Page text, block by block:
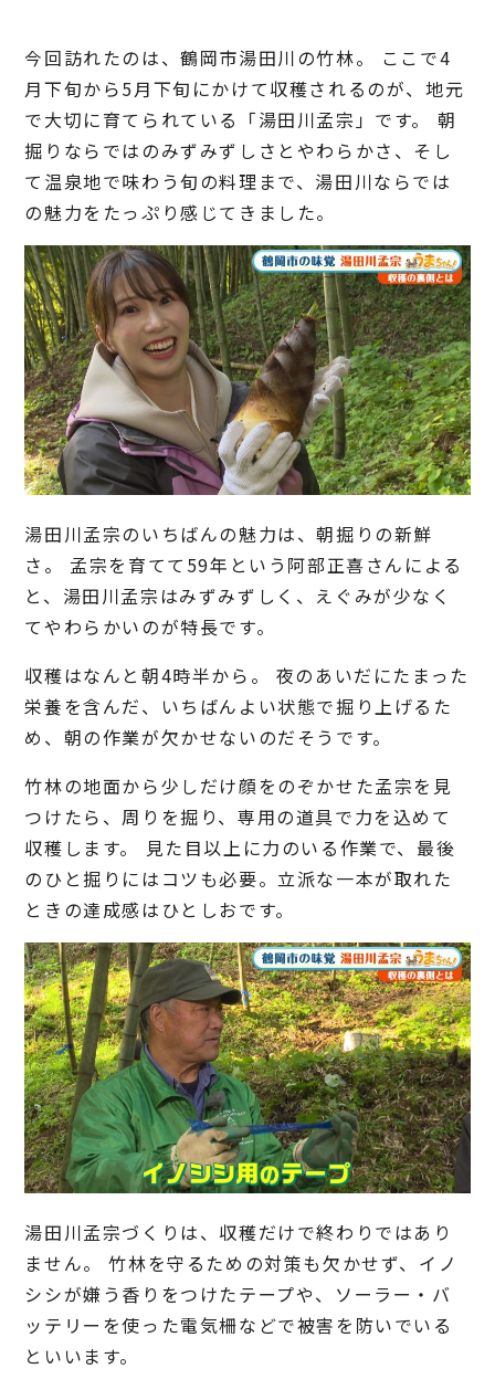
今回訪れたのは、鶴岡市湯田川の竹林。 ここで4
月下旬から5月下旬にかけて収穫されるのが、地元
で大切に育てられている「湯田川孟宗」です。 朝
掘りならではのみずみずしさとやわらかさ、そし
て温泉地で味わう旬の料理まで、湯田川ならでは
の魅力をたっぷり感じてきました。
湯田川孟宗のいちばんの魅力は、朝掘りの新鮮
さ。 孟宗を育てて59年という阿部正喜さんによる
と、湯田川孟宗はみずみずしく、えぐみが少なく
てやわらかいのが特長です。
収穫はなんと朝4時半から。 夜のあいだにたまった
栄養を含んだ、いちばんよい状態で掘り上げるた
め、朝の作業が欠かせないのだそうです。
竹林の地面から少しだけ顔をのぞかせた孟宗を見
つけたら、周りを掘り、専用の道具で力を込めて
収穫します。 見た目以上に力のいる作業で、最後
のひと掘りにはコツも必要。立派な一本が取れた
ときの達成感はひとしおです。
湯田川孟宗づくりは、収穫だけで終わりではあり
ません。 竹林を守るための対策も欠かせず、イノ
シシが嫌う香りをつけたテープや、ソーラー・バ
ッテリーを使った電気柵などで被害を防いでいる
といいます。